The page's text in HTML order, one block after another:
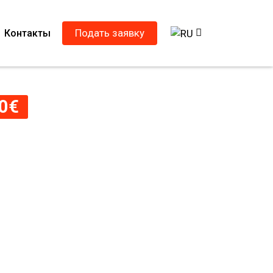
Контакты Подать заявку
€